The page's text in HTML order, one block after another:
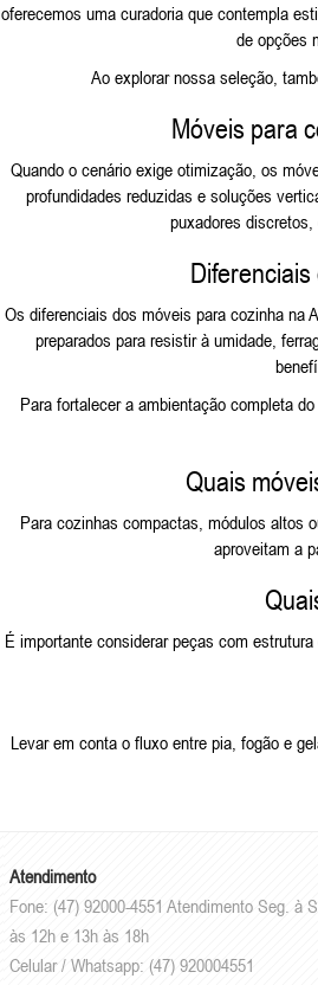
oferecemos uma curadoria que contempla
de opções
Ao explorar nossa seleção,
Móveis para
Quando o cenário exige otimização, os
profundidades reduzidas e soluções
puxadores
Os diferenciais dos móveis para cozinha na
preparados para resistir à umidade,
Para fortalecer a ambientação completa
Quais
Para cozinhas compactas, módulos altos
aproveitam a
É importante considerar peças com
Levar em conta o fluxo entre pia, fogão e
Atendimento
Fone: (47) 92000-4551 Atendimento Seg. à
às 12h e 13h às 18h
Celular / Whatsapp: (47) 920004551